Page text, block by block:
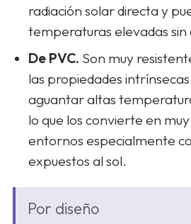
radiación solar directa y
temperaturas elevadas
De PVC. Son muy
las propiedades
aguantar altas
lo que los convierte en
entornos especialmente
expuestos al sol.
Por diseño